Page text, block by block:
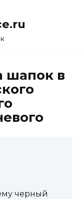
шапок в
черный